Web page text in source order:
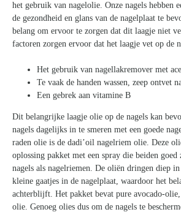
het gebruik van nagelolie. Onze nagels hebben
de gezondheid en glans van de nagelplaat te
belang om ervoor te zorgen dat dit laagje niet
factoren zorgen ervoor dat het laagje vet op de
Het gebruik van nagellakremover met
Te vaak de handen wassen, zeep ontvet
Een gebrek aan vitamine B
Dit belangrijke laagje olie op de nagels kan
nagels dagelijks in te smeren met een goede
raden olie is de dadi’oil nagelriem olie. Deze
oplossing pakket met een spray die beiden
nagels als nagelriemen. De oliën dringen diep
kleine gaatjes in de nagelplaat, waardoor het
achterblijft. Het pakket bevat pure avocado-
olie. Genoeg olies dus om de nagels te